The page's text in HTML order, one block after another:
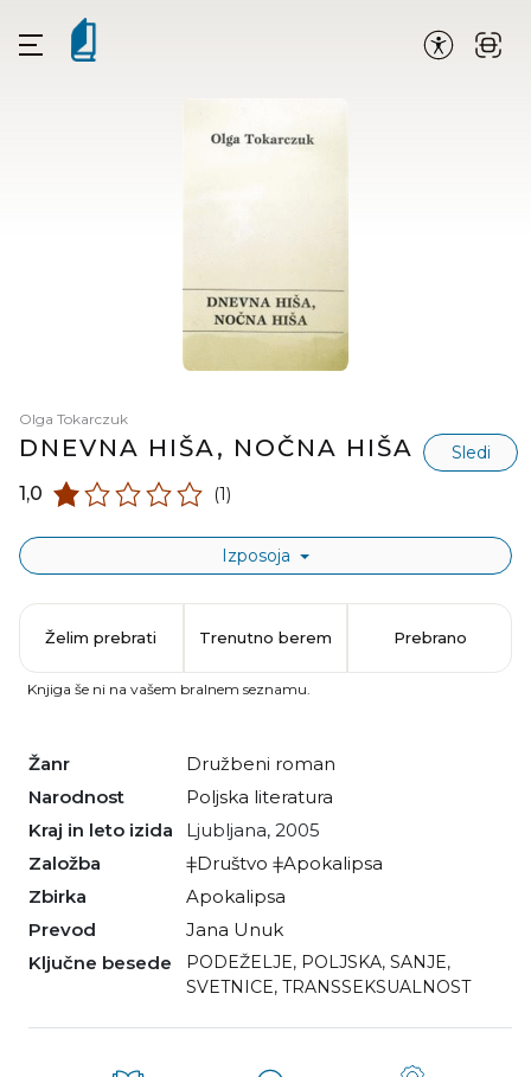
Olga Tokarczuk
DNEVNA HIŠA, NOČNA HIŠA Sledi
1,0 (1)
Izposoja
Žanr
družbeni roman
Narodnost
poljska literatura
Kraj in leto izida
Ljubljana, 2005
Založba
ǂDruštvo ǂApokalipsa
Zbirka
Apokalipsa
Prevod
Jana Unuk
Ključne besede
PODEŽELJE, POLJSKA, SANJE,
SVETNICE, TRANSSEKSUALNOST
Želim prebrati Trenutno berem Prebrano
Knjiga še ni na vašem bralnem seznamu.